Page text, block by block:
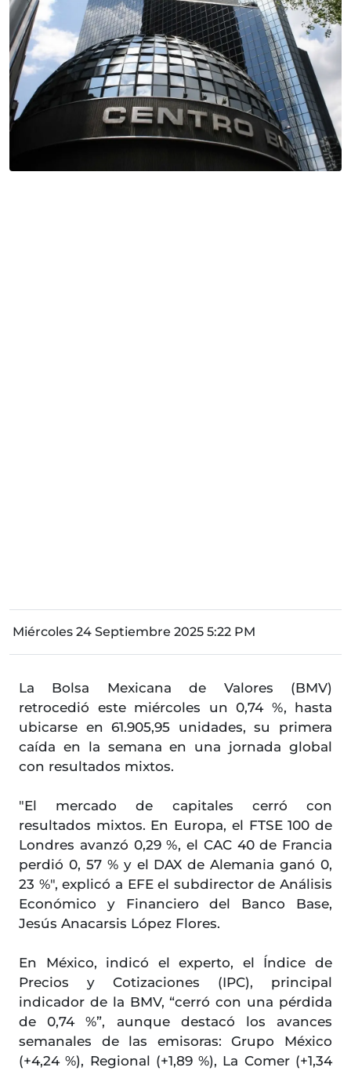
Miércoles 24 Septiembre 2025 5:22 PM
La Bolsa Mexicana de Valores (BMV)
retrocedió este miércoles un 0,74 %, hasta
ubicarse en 61.905,95 unidades, su primera
caída en la semana en una jornada global
con resultados mixtos.
"El mercado de capitales cerró con
resultados mixtos. En Europa, el FTSE 100 de
Londres avanzó 0,29 %, el CAC 40 de Francia
perdió 0, 57 % y el DAX de Alemania ganó 0,
23 %", explicó a EFE el subdirector de Análisis
Económico y Financiero del Banco Base,
Jesús Anacarsis López Flores.
En México, indicó el experto, el Índice de
Precios y Cotizaciones (IPC), principal
indicador de la BMV, “cerró con una pérdida
de 0,74 %”, aunque destacó los avances
semanales de las emisoras: Grupo México
(+4,24 %), Regional (+1,89 %), La Comer (+1,34